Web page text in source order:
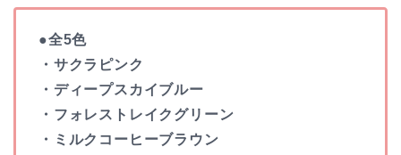
●全5色
・サクラピンク
・ディープスカイブルー
・フォレストレイクグリーン
・ミルクコーヒーブラウン